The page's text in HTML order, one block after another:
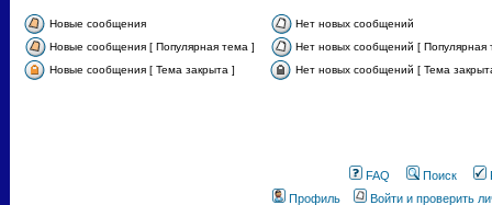
Новые сообщения
Нет новых сообщений
Новые сообщения [ Популярная тема ]
Нет новых сообщений [ Популярная
Новые сообщения [ Тема закрыта ]
Нет новых сообщений [ Тема
FAQ Поиск
Профиль
Войти и проверить